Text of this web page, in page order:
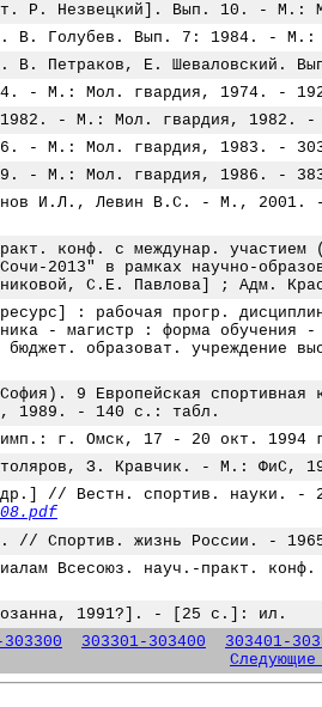
Р. Незвецкий]. Вып. 10. -
В. Голубев. Вып. 7: 1984. -
В. Петраков, Е.
- М.: Мол. гвардия, 1974. -
1982. - М.: Мол. гвардия, 1982. -
6. - М.: Мол. гвардия, 1983. -
9. - М.: Мол. гвардия, 1986. -
И.Л., Левин В.С. - М., 2001.
конф. с междунар.
2013" в рамках научно-
С.Е. Павлова] ; Адм.
ресурс] : рабочая прогр.
- магистр : форма
образоват. учреждение
9 Европейская
1989. - 140 с.: табл.
симп.: г. Омск, 17 - 20 окт.
З. Кравчик. - М.: ФиС,
др.] // Вестн. спортив. науки.
// Спортив. жизнь России. -
Всесоюз. науч.-практ.
1991?]. - [25 с.]: ил.
303301-303400 303401-
Следующие